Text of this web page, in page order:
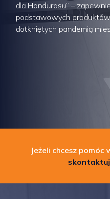
dla Hondurasu” –
podstawowych
dotkniętych pandemią
Jeżeli chcesz pomóc
skontaktuj